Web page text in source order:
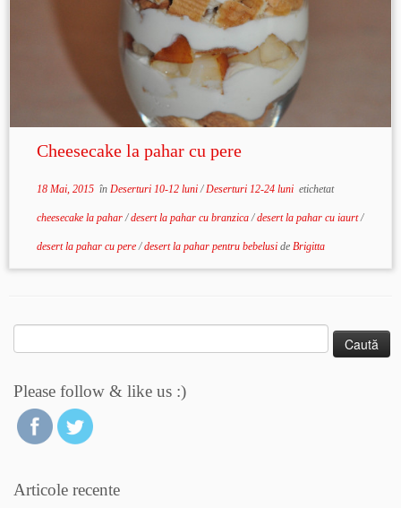
Cheesecake la pahar cu pere
18 Mai, 2015în Deserturi 10-12 luni/Deserturi 12-24 luni etichetat
cheesecake la pahar/desert la pahar cu branzica/desert la pahar cu iaurt/
desert la pahar cu pere/desert la pahar pentru bebelusi de Brigitta
după:
Please follow & like us :)
Articole recente